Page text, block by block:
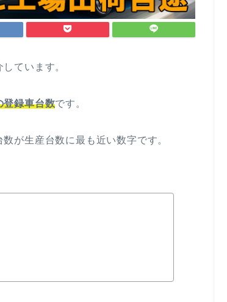
ています。
登録車台数です。
が生産台数に最も近い数字です。